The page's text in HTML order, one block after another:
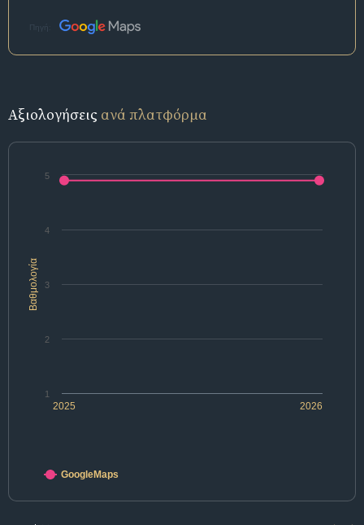
Πηγή:
Αξιολογήσεις ανά πλατφόρμα
Βαθμολογία
2025 2026
1
2
3
4
5
GoogleMaps